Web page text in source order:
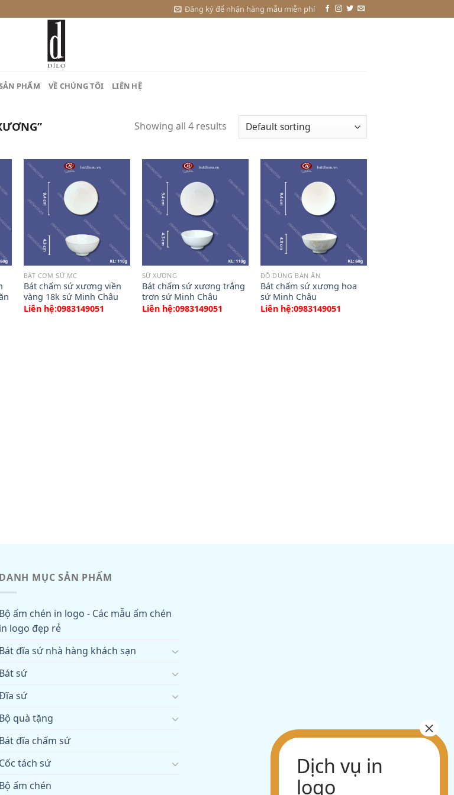
Đăng ký để nhận hàng mẫu miễn phí
PHẨM VỀ CHÚNG TÔI LIÊN HỆ
Showing all 4 results
BÁT CƠM SỨ MC
Bát chấm sứ xương viền
vàng 18k sứ Minh Châu
Liên hệ:0983149051
SỨ XƯƠNG
Bát chấm sứ xương trắng
trơn sứ Minh Châu
Liên hệ:0983149051
ĐỒ DÙNG BÀN ĂN
Bát chấm sứ xương hoa
sứ Minh Châu
Liên hệ:0983149051
DANH MỤC SẢN PHẨM
Bộ ấm chén in logo - Các mẫu ấm chén
in logo đẹp rẻ
Bát đĩa sứ nhà hàng khách sạn
Bát sứ
sứ
Bộ quà tặng
Bát đĩa chấm sứ
Cốc tách sứ
Bộ ấm chén